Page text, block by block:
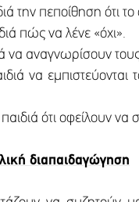
την πεποίθηση ότι
πώς να λένε «όχι».
να αναγνωρίσουν
να
ότι οφείλουν
διαπαιδαγώγηση